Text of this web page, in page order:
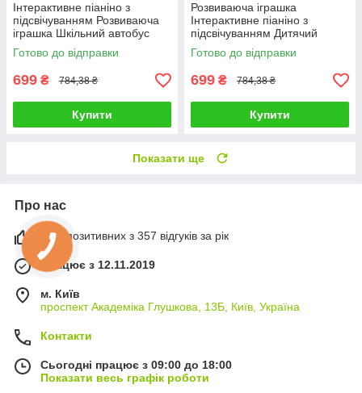
Інтерактивне піаніно з
підсвічуванням Розвиваюча
іграшка Шкільний автобус
Дитячий музичний інструмент
цифри
Готово до відправки
699 ₴ 784,38 ₴
Купити
Розвиваюча іграшка
Інтерактивне піаніно з
підсвічуванням Дитячий
музичний інструмент
Паровозик м'які клавіші
Готово до відправки
699 ₴ 784,38 ₴
Купити
Показати ще
Про нас
99% позитивних з 357 відгуків за рік
Працює з 12.11.2019
м. Київ
проспект Академіка Глушкова, 13Б, Київ, Україна
Контакти
Сьогодні працює з 09:00 до 18:00
Показати весь графік роботи